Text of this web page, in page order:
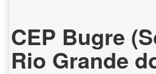
CEP Bugre
Rio Grande